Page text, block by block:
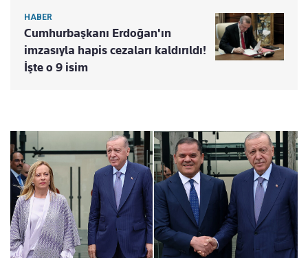
HABER
Cumhurbaşkanı Erdoğan'ın
imzasıyla hapis cezaları kaldırıldı!
İşte o 9 isim